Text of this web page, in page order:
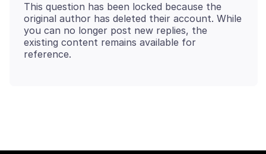
This question has been locked because the
original author has deleted their account. While
you can no longer post new replies, the
existing content remains available for